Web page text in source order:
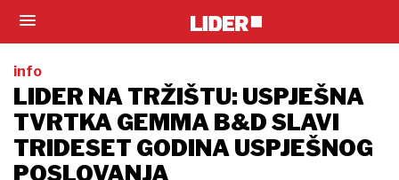
info
LIDER NA TRŽIŠTU: USPJEŠNA
TVRTKA GEMMA B&D SLAVI
TRIDESET GODINA USPJEŠNOG
POSLOVANJA